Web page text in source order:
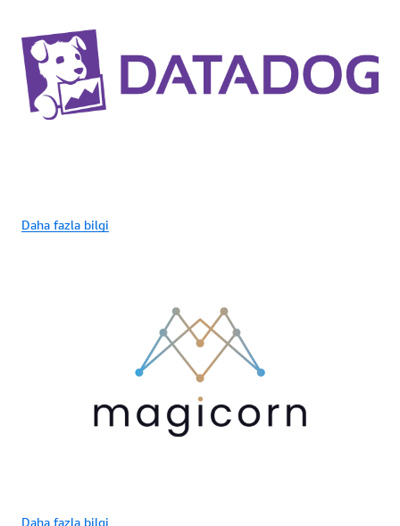
Daha fazla bilgi
Daha fazla bilgi